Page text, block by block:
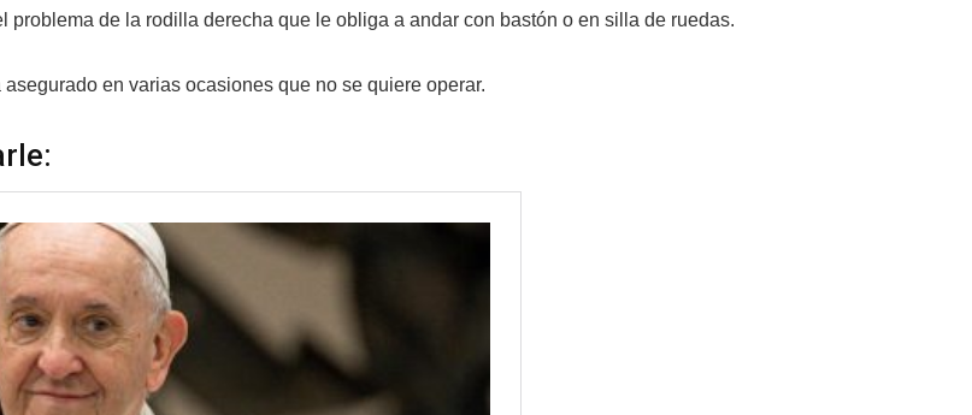
problema de la rodilla derecha que le obliga a andar con bastón o en silla de ruedas.
en varias ocasiones que no se quiere operar.